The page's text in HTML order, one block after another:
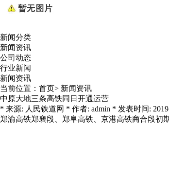
新闻分类
新闻资讯
公司动态
行业新闻
新闻资讯
当前位置： 首页> 新闻资讯
中原大地三条高铁同日开通运营
* 来源: 人民铁道网 * 作者: admin * 发表时间:
郑渝高铁郑襄段、郑阜高铁、京港高铁商合段初